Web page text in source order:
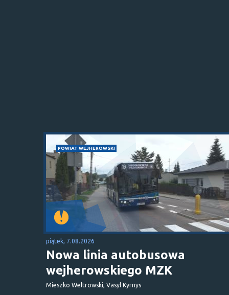
POWIAT WEJHEROWSKI
piątek, 7.08.2026
Nowa linia autobusowa
wejherowskiego MZK
Mieszko Weltrowski, Vasyl Kyrnys